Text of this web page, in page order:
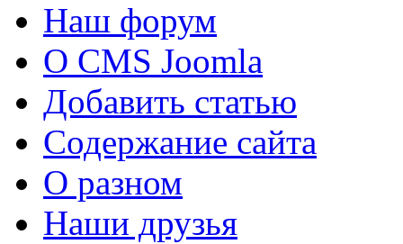
Наш форум
О CMS Joomla
Добавить статью
Содержание сайта
О разном
Наши друзья